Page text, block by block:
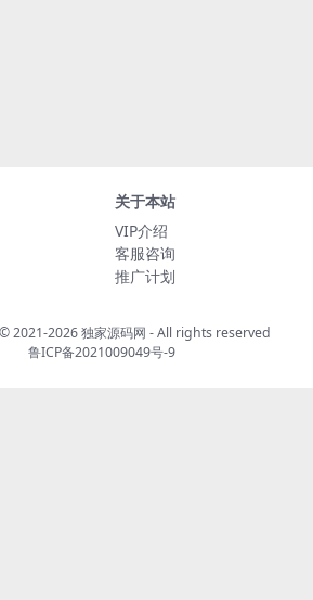
关于本站
VIP介绍
客服咨询
推广计划
2021-2026独家源码网 - All rights reserved
鲁ICP备2021009049号-9